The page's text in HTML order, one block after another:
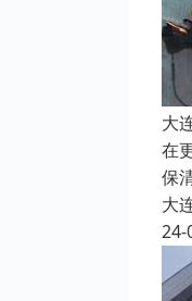
大
在
保
大
24-